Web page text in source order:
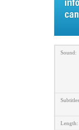
Sound:
Length: